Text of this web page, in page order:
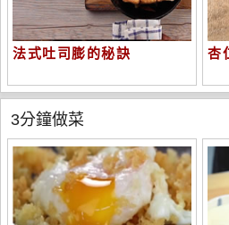
法式吐司膨的秘訣 杏
3分鐘做菜